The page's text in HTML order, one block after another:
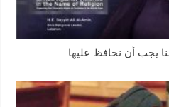
يجب أن نحافظ عليها